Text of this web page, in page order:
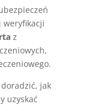
weryfikacji
z
jak
uzyskać